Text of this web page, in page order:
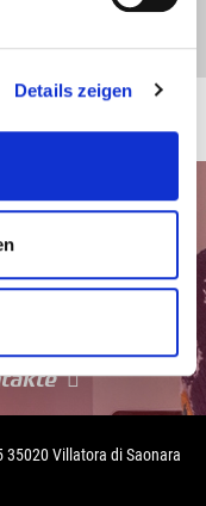
Details zeigen
Villatora di Saonara